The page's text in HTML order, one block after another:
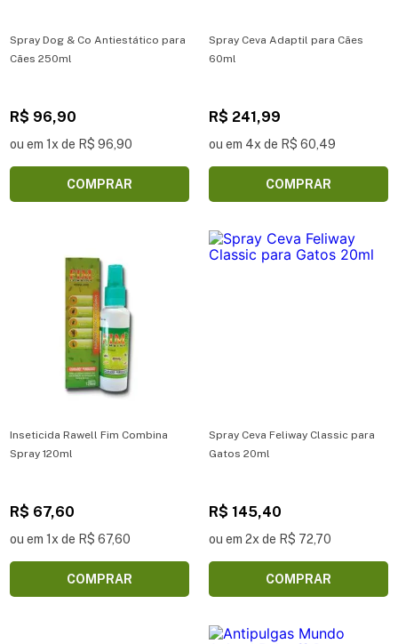
Spray Dog & Co Antiestático para
Cães 250ml
R$ 96,90
ou em 1x de R$ 96,90
COMPRAR
Spray Ceva Adaptil para Cães
60ml
R$ 241,99
ou em 4x de R$ 60,49
COMPRAR
Inseticida Rawell Fim Combina
Spray 120ml
R$ 67,60
ou em 1x de R$ 67,60
COMPRAR
Spray Ceva Feliway Classic para
Gatos 20ml
R$ 145,40
ou em 2x de R$ 72,70
COMPRAR